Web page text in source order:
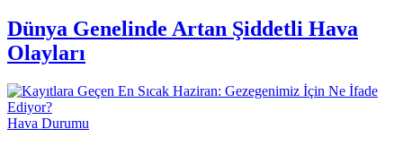
Dünya Genelinde Artan Şiddetli Hava
Olayları
Hava Durumu